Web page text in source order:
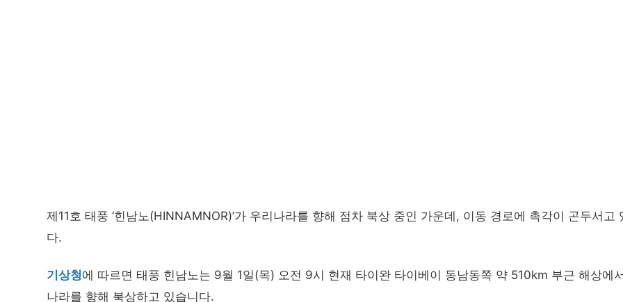
제11호 태풍 ‘힌남노(HINNAMNOR)’가 우리나라를 향해 점차 북상 중인 가운데, 이동 경로에 촉각이 곤두서고
다.
기상청에 따르면 태풍 힌남노는 9월 1일(목) 오전 9시 현재 타이완 타이베이 동남동쪽 약 510km 부근 해상에
나라를 향해 북상하고 있습니다.